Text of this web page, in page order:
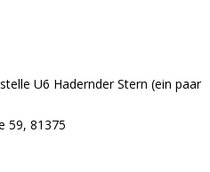
U6 Hadernder Stern (ein paar
59, 81375